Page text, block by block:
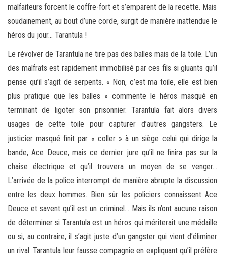
malfaiteurs forcent le coffre-fort et s’emparent de la recette. Mais
soudainement, au bout d’une corde, surgit de manière inattendue le
héros du jour… Tarantula !
Le révolver de Tarantula ne tire pas des balles mais de la toile. L’un
des malfrats est rapidement immobilisé par ces fils si gluants qu’il
pense qu’il s’agit de serpents. « Non, c’est ma toile, elle est bien
plus pratique que les balles » commente le héros masqué en
terminant de ligoter son prisonnier. Tarantula fait alors divers
usages de cette toile pour capturer d’autres gangsters. Le
justicier masqué finit par « coller » à un siège celui qui dirige la
bande, Ace Deuce, mais ce dernier jure qu’il ne finira pas sur la
chaise électrique et qu’il trouvera un moyen de se venger…
L’arrivée de la police interrompt de manière abrupte la discussion
entre les deux hommes. Bien sûr les policiers connaissent Ace
Deuce et savent qu’il est un criminel… Mais ils n’ont aucune raison
de déterminer si Tarantula est un héros qui mériterait une médaille
ou si, au contraire, il s’agit juste d’un gangster qui vient d’éliminer
un rival. Tarantula leur fausse compagnie en expliquant qu’il préfère